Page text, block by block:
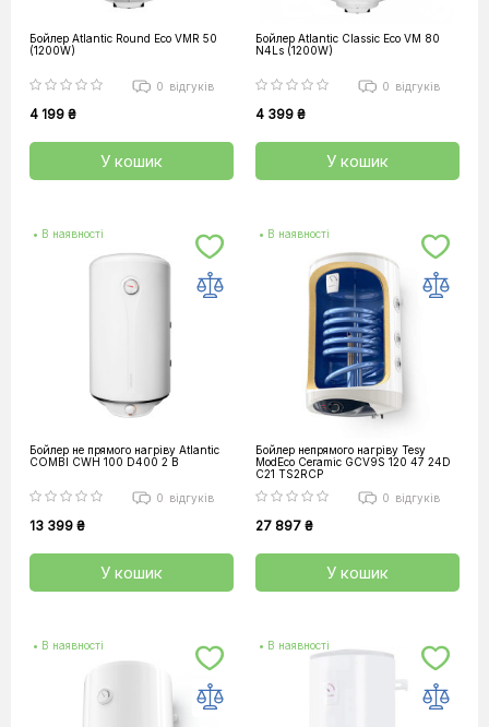
Бойлер Atlantic Round Eco VMR 50
(1200W)
0 відгуків
4 199 ₴
У кошик
Бойлер Atlantic Classic Eco VM 80
N4Ls (1200W)
0 відгуків
4 399 ₴
У кошик
• В наявності
Бойлер не прямого нагріву Atlantic
COMBI CWH 100 D400 2 B
0 відгуків
13 399 ₴
У кошик
• В наявності
Бойлер непрямого нагріву Tesy
ModEco Ceramic GCV9S 120 47 24D
C21 TS2RCP
0 відгуків
27 897 ₴
У кошик
• В наявності • В наявності